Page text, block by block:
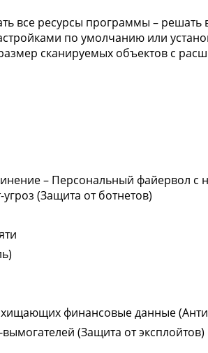
все ресурсы программы – решать
по умолчанию или
сканируемых объектов с
– Персональный файервол
(Защита от ботнетов)
финансовые данные
(Защита от эксплойтов)